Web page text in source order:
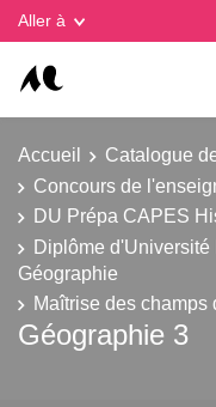
Aller à
Accueil
Catalogue
Concours de
DU Prépa CAPES
Diplôme
Géographie
Maîtrise des champs
Géographie 3
Gestion des cookies